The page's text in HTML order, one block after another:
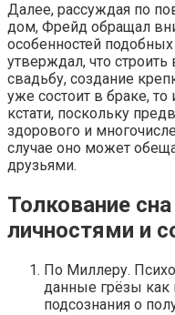
Далее, рассуждая по
дом, Фрейд обращал
особенностей
утверждал, что
свадьбу, создание
уже состоит в браке,
кстати, поскольку
здорового и
случае оно может
друзьями.
Толкование
личностями и
По Миллеру.
данные грёзы как
подсознания о